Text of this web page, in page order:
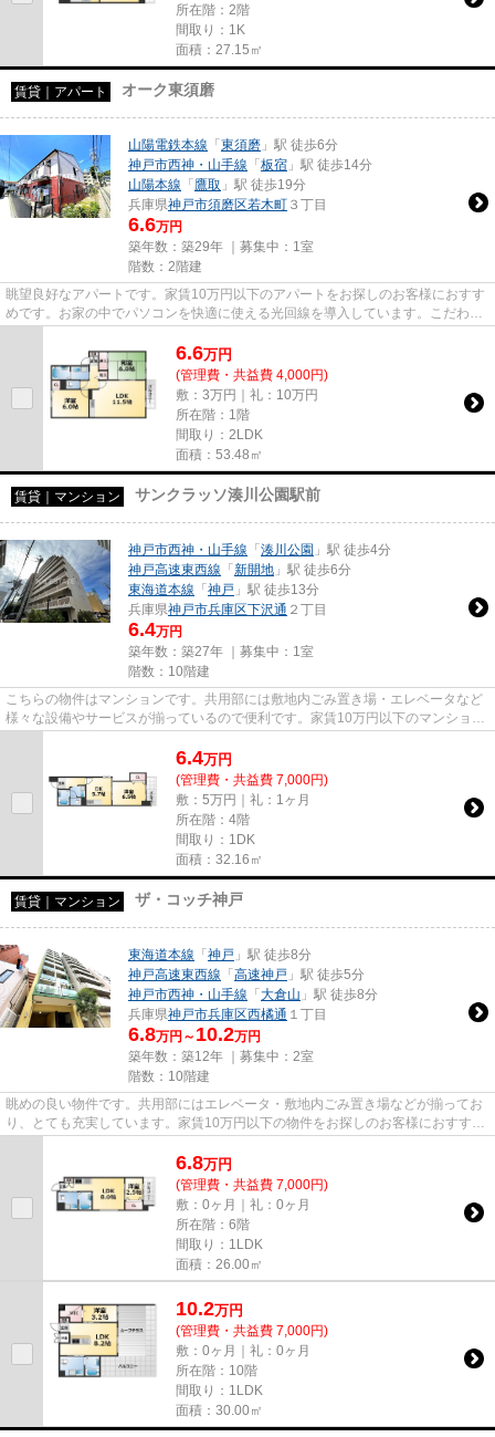
所在階：2階
間取り：1K
面積：27.15㎡
賃貸｜アパート オーク東須磨
山陽電鉄本線 「 東須磨 」駅 徒歩6分
神戸市西神・山手線 「 板宿 」駅 徒歩14分
山陽本線 「 鷹取 」駅 徒歩19分
兵庫県神戸市須磨区若木町 ３丁目
6.6万円
築年数：築29年 ｜募集中： 1室
階数：2階建
眺望良好なアパートです。家賃10万円以下のアパートをお探しのお客様におすす
めです。お家の中でパソコンを快適に使える光回線を導入しています。こだわり
6.6万円
(管理費・共益費 4,000円)
敷：3万円｜礼：10万円
所在階：1階
間取り：2LDK
面積：53.48㎡
賃貸｜マンション サンクラッソ湊川公園駅前
神戸市西神・山手線 「 湊川公園 」駅 徒歩4分
神戸高速東西線 「 新開地 」駅 徒歩6分
東海道本線 「 神戸 」駅 徒歩13分
兵庫県神戸市兵庫区下沢通 ２丁目
6.4万円
築年数：築27年 ｜募集中： 1室
階数：10階建
こちらの物件はマンションです。共用部には敷地内ごみ置き場・エレベータなど
様々な設備やサービスが揃っているので便利です。家賃10万円以下のマンション
6.4万円
(管理費・共益費 7,000円)
敷：5万円｜礼：1ヶ月
所在階：4階
間取り：1DK
面積：32.16㎡
賃貸｜マンション ザ・コッチ神戸
東海道本線 「 神戸 」駅 徒歩8分
神戸高速東西線 「 高速神戸 」駅 徒歩5分
神戸市西神・山手線 「 大倉山 」駅 徒歩8分
兵庫県神戸市兵庫区西橘通 １丁目
6.8万円～ 10.2万円
築年数：築12年 ｜募集中： 2室
階数：10階建
眺めの良い物件です。共用部にはエレベータ・敷地内ごみ置き場などが揃ってお
り、とても充実しています。家賃10万円以下の物件をお探しのお客様におすすめ
6.8万円
(管理費・共益費 7,000円)
敷：0ヶ月｜礼：0ヶ月
所在階：6階
間取り：1LDK
面積：26.00㎡
10.2万円
(管理費・共益費 7,000円)
敷：0ヶ月｜礼：0ヶ月
所在階：10階
間取り：1LDK
面積：30.00㎡